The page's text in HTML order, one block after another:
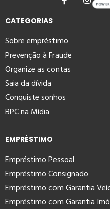
CATEGORIAS
Sobre empréstimo
Prevenção à Fraude
Organize as contas
Saia da dívida
Conquiste sonhos
BPC na Mídia
EMPRÉSTIMO
Empréstimo Pessoal
Empréstimo Consignado
Empréstimo com Garantia
Empréstimo com Garantia